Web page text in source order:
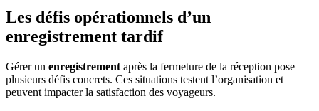
Les défis opérationnels d’un
enregistrement tardif
Gérer un enregistrement après la fermeture de la réception pose
plusieurs défis concrets. Ces situations testent l’organisation et
peuvent impacter la satisfaction des voyageurs.